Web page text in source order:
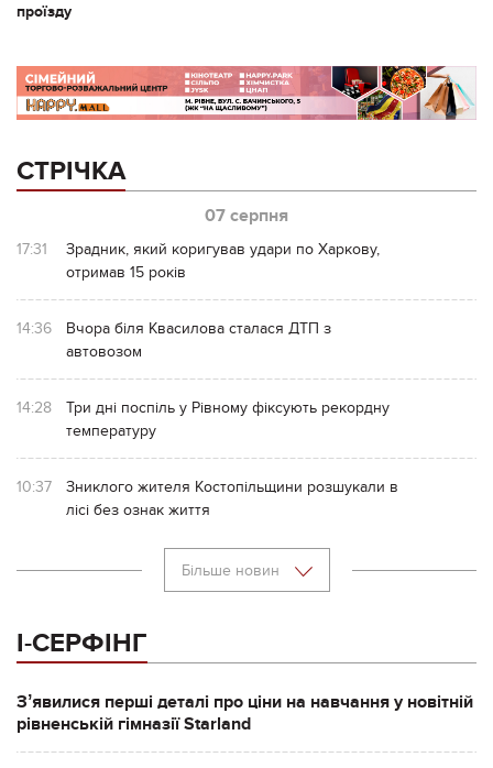
проїзду
СТРІЧКА
07 серпня
17:31
Зрадник, який коригував удари по Харкову,
отримав 15 років
14:36
Вчора біля Квасилова сталася ДТП з
автовозом
14:28
Три дні поспіль у Рівному фіксують рекордну
температуру
10:37
Зниклого жителя Костопільщини розшукали в
лісі без ознак життя
Більше новин
І-СЕРФІНГ
Зʼявилися перші деталі про ціни на навчання у новітній
рівненській гімназії Starland